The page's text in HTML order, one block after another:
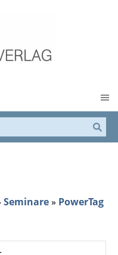
Seminare» PowerTag